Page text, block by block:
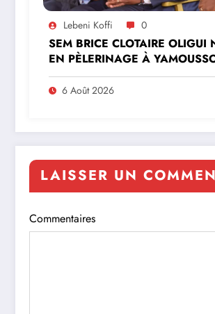
Lebeni Koffi 0
SEM BRICE CLOTAIRE OLIGUI
EN PÈLERINAGE À
MINISTRE PAULIN CLAUDE
PREND PART À LA CÉRÉMONIE
6 Août 2026
LAISSER UN
Commentaires